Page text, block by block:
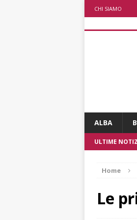
CHI SIAMO
ALBA
ULTIME
Home
Le